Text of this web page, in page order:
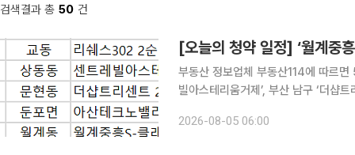
검색결과 총 50 건
[오늘의 청약 일정] ‘월계중
부동산 정보업체 부동산114에 따르면
빌아스테리움거제’, 부산 남구 ‘더샵
2026-08-05 06:00